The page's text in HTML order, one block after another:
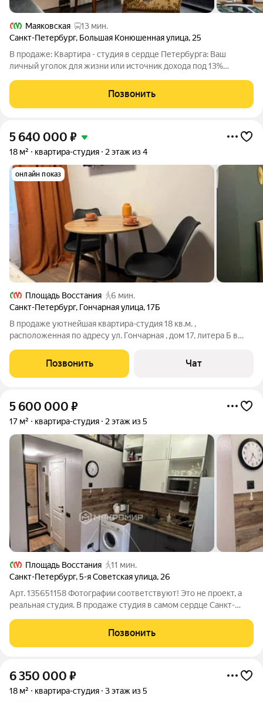
Маяковская
13 мин.
Санкт-Петербург, Большая Конюшенная улица, 25
В продаже: Квартира - студия в сердце Петербурга: Ваш
личный уголок для жизни или источник дохода под 13%
тех, кто хочет жить в атмосфере старого города или получать
стабильный пассивный доход.
Позвонить
5 640 000 ₽
18 м² квартира-студия 2 этаж из 4
онлайн показ
Площадь Восстания
6 мин.
Санкт-Петербург, Гончарная улица,17Б
В продаже уютнейшая квартира-студия 18 кв.м. ,
расположенная по адресу ул. Гончарная , дом 17, литера Б в
процессе узаконивания в администрации. Занимается
компания "Метры", у которой десятки
Позвонить Чат
5 600 000 ₽
17 м² квартира-студия 2 этаж из 5
Площадь Восстания
11 мин.
Санкт-Петербург,5-я Советская улица, 26
Арт. 135651158 Фотографии соответствуют! Это не проект, а
реальная студия. В продаже студия в самом сердце Санкт-
Поэтому долевая собственность. Всего 7 студий, поэтому вся
квартира
Позвонить
6 350 000 ₽
18 м² квартира-студия 3 этаж из 5